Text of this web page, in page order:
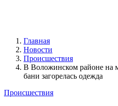
Главная
Новости
Происшествия
В Воложинском районе на
бани загорелась одежда
Происшествия